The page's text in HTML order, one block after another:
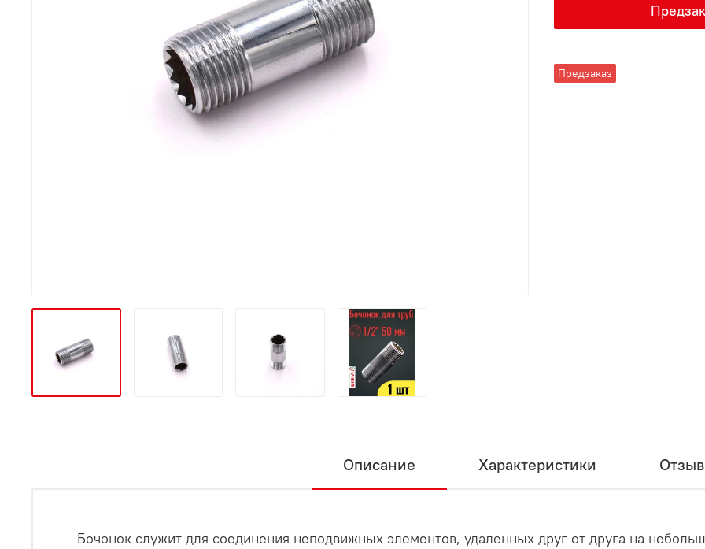
Предзаказ
Описание Характеристики
Бочонок служит для соединения неподвижных элементов, удаленных друг от друга на